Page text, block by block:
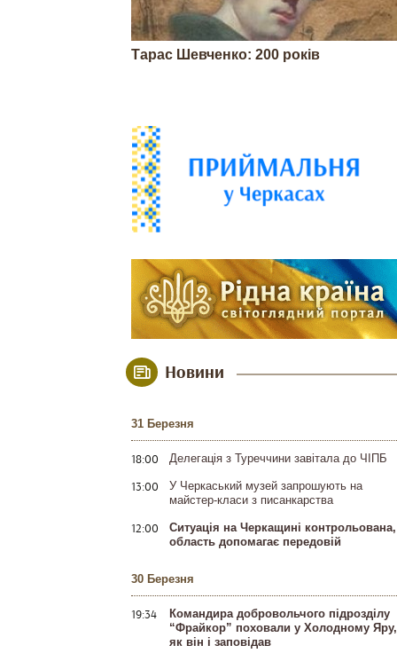
Тарас Шевченко: 200 років
Новини
31 Березня
18:00 Делегація з Туреччини завітала до ЧІПБ
13:00
У Черкаський музей запрошують на
майстер-класи з писанкарства
12:00
Ситуація на Черкащині контрольована,
область допомагає передовій
30 Березня
19:34
Командира добровольчого підрозділу
“Фрайкор” поховали у Холодному Яру,
як він і заповідав